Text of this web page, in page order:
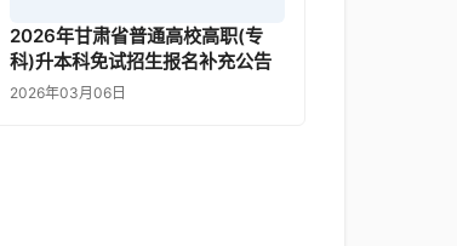
2026年甘肃省普通高校高职(专
科)升本科免试招生报名补充公告
2026年03月06日